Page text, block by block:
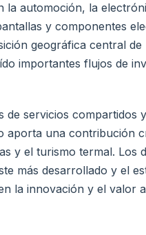
la automoción, la
y componentes
geográfica central de
importantes flujos de
servicios compartidos
aporta una contribución
y el turismo termal. Los
más desarrollado y el
la innovación y el valor